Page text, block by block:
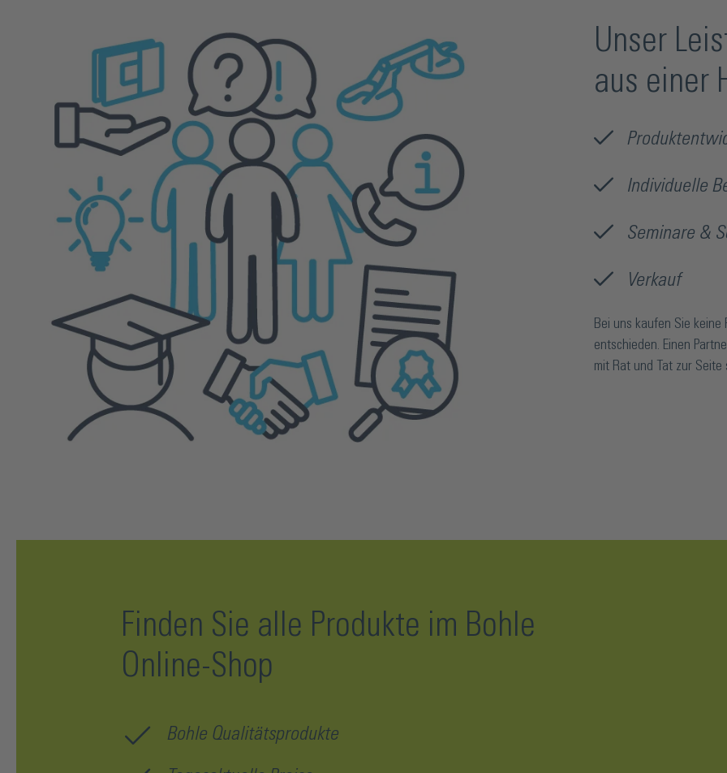
Unser
aus einer
Individuelle
Seminare &
Verkauf
Bei uns kaufen Sie
entschieden. Einen
mit Rat und Tat zur
Finden Sie alle Produkte im Bohle
Online-Shop
Bohle Qualitätsprodukte